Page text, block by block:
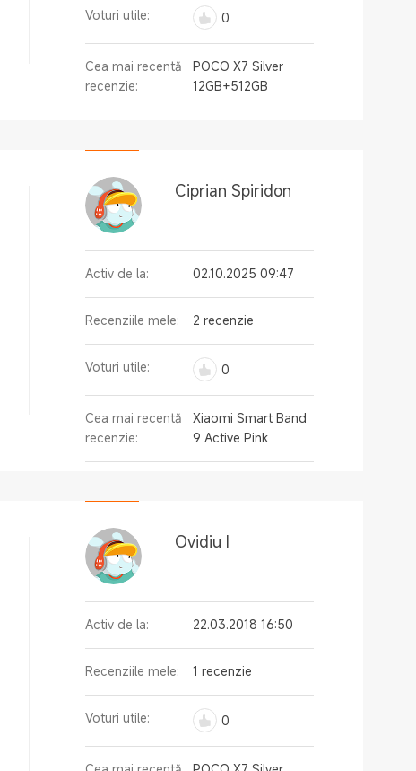
Voturi utile: 0
Cea mai recentă
recenzie:
POCO X7 Silver
12GB+512GB
Ciprian Spiridon
Activ de la: 02.10.2025 09:47
Recenziile mele: 2 recenzie
Voturi utile: 0
Cea mai recentă
recenzie:
Xiaomi Smart Band
9 Active Pink
Ovidiu I
Activ de la: 22.03.2018 16:50
Recenziile mele: 1 recenzie
Voturi utile: 0